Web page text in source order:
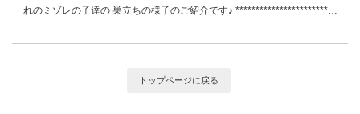
れのミゾレの子達の 巣立ちの様子のご紹介です♪ ***********************…
トップページに戻る